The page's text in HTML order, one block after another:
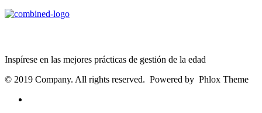
Inspírese en las mejores prácticas de gestión de la edad
© 2019 Company. All rights reserved. Powered by Phlox Theme